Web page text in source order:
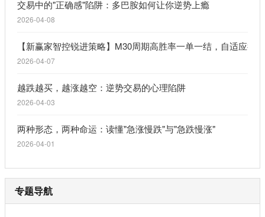
交易中的"正确感"陷阱：多巴胺如何让你逆势上瘾
2026-04-08
【新赢家智控锐进策略】M30周期高胜率一单一结，自适应行
2026-04-07
越跌越买，越涨越空：逆势交易的心理陷阱
2026-04-03
两种形态，两种命运：读懂"急涨慢跌"与"急跌慢涨"
2026-04-01
专题导航